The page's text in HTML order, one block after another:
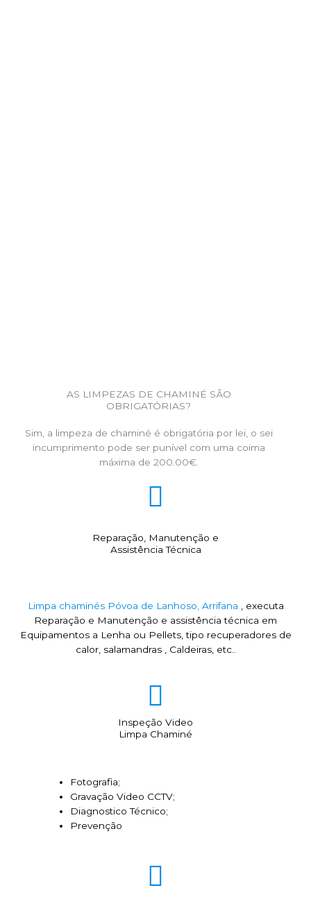
AS LIMPEZAS DE CHAMINÉ SÃO
OBRIGATÓRIAS?
Sim, a limpeza de chaminé é obrigatória por lei, o sei
incumprimento pode ser punível com uma coima
máxima de 200.00€.
Reparação, Manutenção e
Assistência Técnica
Limpa chaminés Póvoa de Lanhoso, Arrifana , executa
Reparação e Manutenção e assistência técnica em
Equipamentos a Lenha ou Pellets, tipo recuperadores de
calor, salamandras , Caldeiras, etc..
Inspeção Video
Limpa Chaminé
Fotografia;
Gravação Video CCTV;
Diagnostico Técnico;
Prevenção